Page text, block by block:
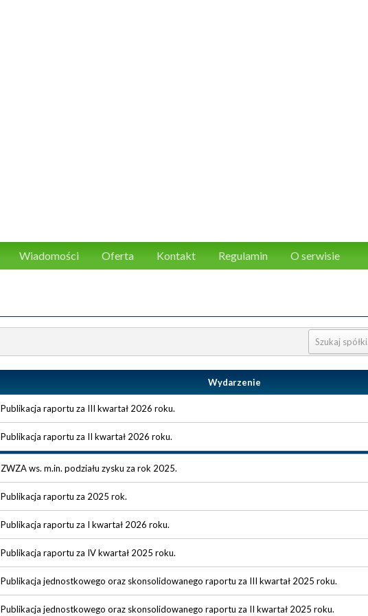
Wiadomości Oferta Kontakt Regulamin O serwisie
Wydarzenie
Publikacja raportu za III kwartał 2026 roku.
Publikacja raportu za II kwartał 2026 roku.
ZWZA ws. m.in. podziału zysku za rok 2025.
Publikacja raportu za 2025 rok.
Publikacja raportu za I kwartał 2026 roku.
Publikacja raportu za IV kwartał 2025 roku.
Publikacja jednostkowego oraz skonsolidowanego raportu za III kwartał 2025 roku.
Publikacja jednostkowego oraz skonsolidowanego raportu za II kwartał 2025 roku.